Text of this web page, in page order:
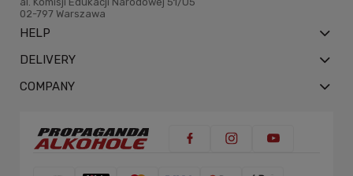
02-797 Warszawa
HELP
DELIVERY
COMPANY